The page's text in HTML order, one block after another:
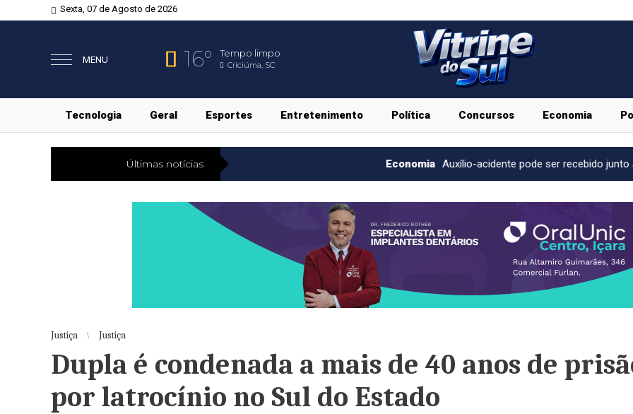
Sexta, 07 de Agosto de 2026
MENU 16° Tempo limpo
Criciúma, SC
Tecnologia Geral Esportes Entretenimento Política Concursos Economia
Últimas notícias Auxílio-acidente pode ser recebido junto ao salário
Justiça Justiça
Dupla é condenada a mais de 40 anos de
por latrocínio no Sul do Estado